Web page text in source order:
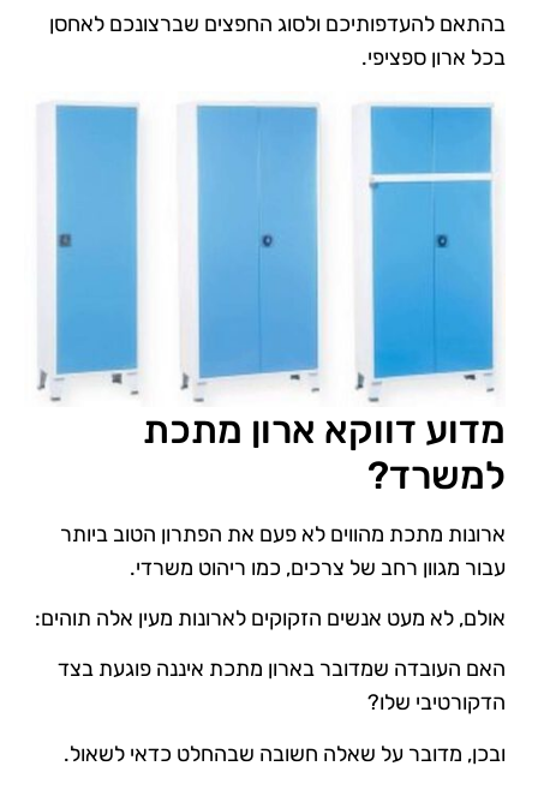
בהתאם להעדפותיכם ולסוג החפצים שברצונכם לאחסן
בכל ארון ספציפי.
מדוע דווקא ארון מתכת
למשרד?
ארונות מתכת מהווים לא פעם את הפתרון הטוב ביותר
עבור מגוון רחב של צרכים, כמו ריהוט משרדי.
אולם, לא מעט אנשים הזקוקים לארונות מעין אלה תוהים:
האם העובדה שמדובר בארון מתכת איננה פוגעת בצד
הדקורטיבי שלו?
ובכן, מדובר על שאלה חשובה שבהחלט כדאי לשאול.